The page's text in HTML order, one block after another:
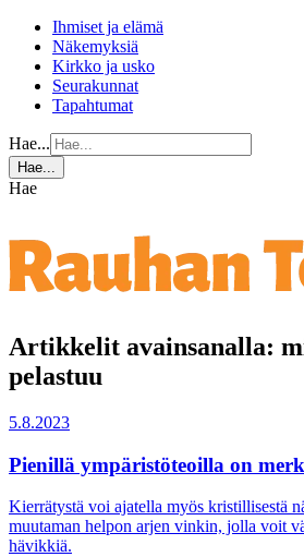
Ihmiset ja elämä
Näkemyksiä
Kirkko ja usko
Seurakunnat
Tapahtumat
Hae...
Hae...
Hae
Artikkelit avainsanalla:
pelastuu
5.8.2023
Pienillä ympäristöteoilla on
Kierrätystä voi ajatella myös kristillisestä
muutaman helpon arjen vinkin, jolla voit
hävikkiä.